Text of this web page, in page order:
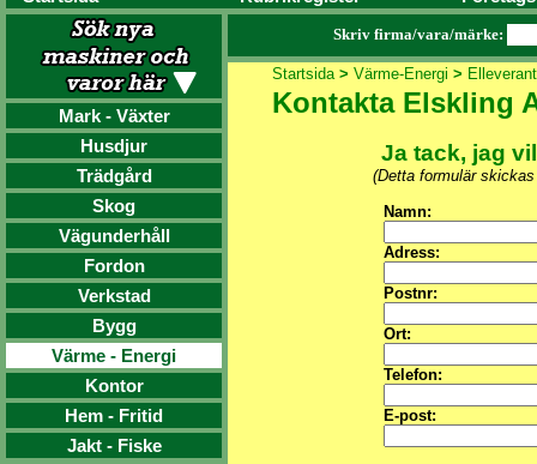
Mark - Växter
Husdjur
Trädgård
Skog
Vägunderhåll
Fordon
Verkstad
Bygg
Värme - Energi
Kontor
Hem - Fritid
Jakt - Fiske
Skriv firma/vara/märke:
Startsida> Värme-Energi >
Kontakta Elskling
Ja tack, jag
(Detta formulär
Namn:
Adress:
Postnr:
Ort:
Telefon:
E-post: